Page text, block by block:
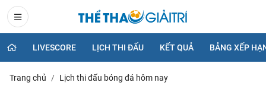
LIVESCORE LỊCH THI ĐẤU KẾT QUẢ BẢNG XẾP
Trang chủ Lịch thi đấu bóng đá hôm nay